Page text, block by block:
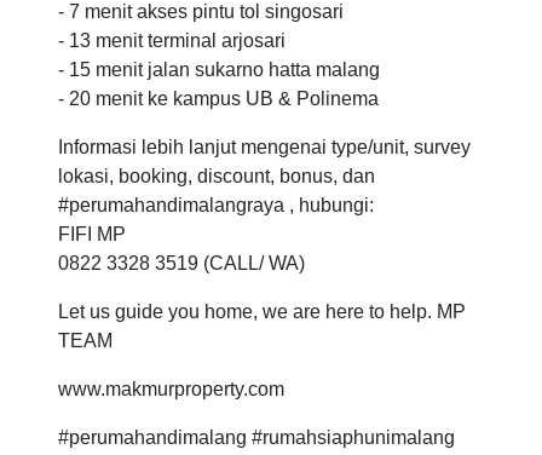
- 7 menit akses pintu tol singosari
- 13 menit terminal arjosari
- 15 menit jalan sukarno hatta malang
- 20 menit ke kampus UB & Polinema
Informasi lebih lanjut mengenai type/unit, survey
lokasi, booking, discount, bonus, dan
#perumahandimalangraya , hubungi:
FIFI MP
0822 3328 3519 (CALL/ WA)
Let us guide you home, we are here to help. MP
TEAM
www.makmurproperty.com
#perumahandimalang #rumahsiaphunimalang